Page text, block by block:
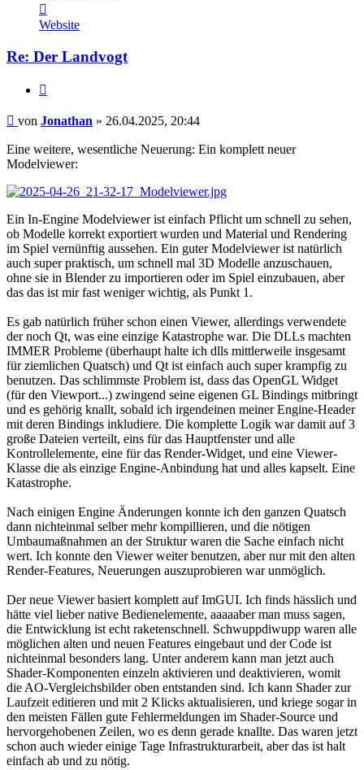
von
Jonathan
Website
Re: Der Landvogt
Beitrag
von Jonathan » 26.04.2025, 20:44
Eine weitere, wesentliche Neuerung: Ein komplett neuer
Modelviewer:
Ein In-Engine Modelviewer ist einfach Pflicht um schnell zu sehen,
ob Modelle korrekt exportiert wurden und Material und Rendering
im Spiel vernünftig aussehen. Ein guter Modelviewer ist natürlich
auch super praktisch, um schnell mal 3D Modelle anzuschauen,
ohne sie in Blender zu importieren oder im Spiel einzubauen, aber
das das ist mir fast weniger wichtig, als Punkt 1.
Es gab natürlich früher schon einen Viewer, allerdings verwendete
der noch Qt, was eine einzige Katastrophe war. Die DLLs machten
IMMER Probleme (überhaupt halte ich dlls mittlerweile insgesamt
für ziemlichen Quatsch) und Qt ist einfach auch super krampfig zu
benutzen. Das schlimmste Problem ist, dass das OpenGL Widget
(für den Viewport...) zwingend seine eigenen GL Bindings mitbringt
und es gehörig knallt, sobald ich irgendeinen meiner Engine-Header
mit deren Bindings inkludiere. Die komplette Logik war damit auf 3
große Dateien verteilt, eins für das Hauptfenster und alle
Kontrollelemente, eine für das Render-Widget, und eine Viewer-
Klasse die als einzige Engine-Anbindung hat und alles kapselt. Eine
Katastrophe.
Nach einigen Engine Änderungen konnte ich den ganzen Quatsch
dann nichteinmal selber mehr kompillieren, und die nötigen
Umbaumaßnahmen an der Struktur waren die Sache einfach nicht
wert. Ich konnte den Viewer weiter benutzen, aber nur mit den alten
Render-Features, Neuerungen auszuprobieren war unmöglich.
Der neue Viewer basiert komplett auf ImGUI. Ich finds hässlich und
hätte viel lieber native Bedienelemente, aaaaaber man muss sagen,
die Entwicklung ist echt raketenschnell. Schwuppdiwupp waren alle
möglichen alten und neuen Features eingebaut und der Code ist
nichteinmal besonders lang. Unter anderem kann man jetzt auch
Shader-Komponenten einzeln aktivieren und deaktivieren, womit
die AO-Vergleichsbilder oben entstanden sind. Ich kann Shader zur
Laufzeit editieren und mit 2 Klicks aktualisieren, und kriege sogar in
den meisten Fällen gute Fehlermeldungen im Shader-Source und
hervorgehobenen Zeilen, wo es denn gerade knallte. Das waren jetzt
schon auch wieder einige Tage Infrastrukturarbeit, aber das ist halt
einfach ab und zu nötig.